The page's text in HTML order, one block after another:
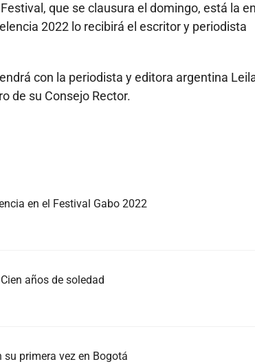
que se clausura el domingo, está la
2022 lo recibirá el escritor y periodista
con la periodista y editora argentina
de su Consejo Rector.
en el Festival Gabo 2022
años de soledad
primera vez en Bogotá